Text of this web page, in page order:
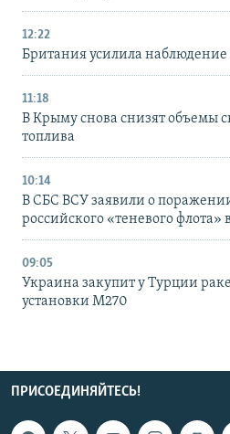
12:22
Британия усилила
11:18
В Крыму снова снизят объемы
топлива
10:14
В СБС ВСУ заявили о
российского «теневого
09:05
Украина закупит у Турции
установки M270
ПРИСОЕДИНЯЙТЕСЬ!